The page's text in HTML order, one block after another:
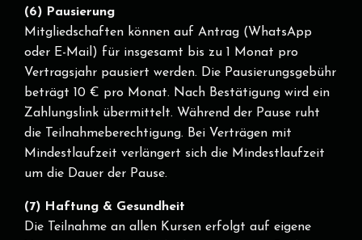
(6) Pausierung
Mitgliedschaften können auf Antrag (WhatsApp
oder E-Mail) für insgesamt bis zu 1 Monat pro
Vertragsjahr pausiert werden. Die Pausierungsgebühr
beträgt 10 € pro Monat. Nach Bestätigung wird ein
Zahlungslink übermittelt. Während der Pause ruht
die Teilnahmeberechtigung. Bei Verträgen mit
Mindestlaufzeit verlängert sich die Mindestlaufzeit
um die Dauer der Pause.
(7) Haftung & Gesundheit
Die Teilnahme an allen Kursen erfolgt auf eigene